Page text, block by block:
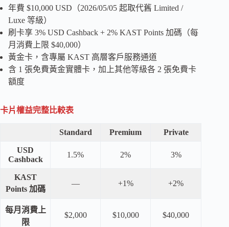
年費 $10,000 USD（2026/05/05 起取代舊 Limited /
Luxe 等級）
刷卡享 3% USD Cashback + 2% KAST Points 加碼（每
月消費上限 $40,000）
黃金卡，含專屬 KAST 高層客戶服務通道
含 1 張免費黃金實體卡，加上其他等級各 2 張免費卡
額度
卡片權益完整比較表
Standard Premium Private
USD
Cashback
1.5% 2% 3%
KAST
Points 加碼
— +1% +2%
每月消費上
限
$2,000 $10,000 $40,000